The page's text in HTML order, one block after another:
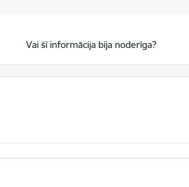
Vai šī informācija bija noderīga?